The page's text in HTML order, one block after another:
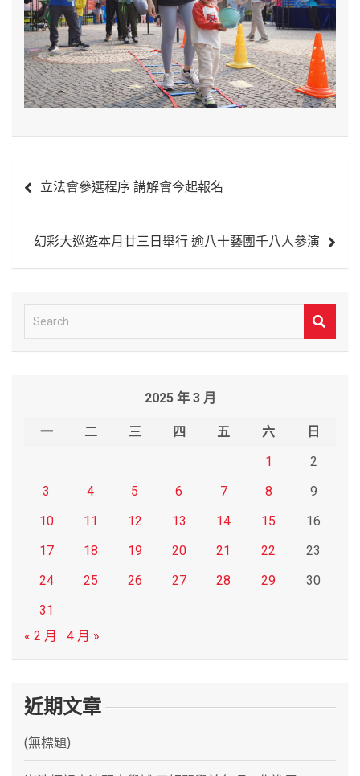
章
導
立法會參選程序 講解會今起報名
幻彩大巡遊本月廿三日舉行 逾八十藝團千八人參演
e
2025 年 3 月
一 二 三 四 五 六
日
1
2
3
4 5 6 7 8
9
10
11 12 13 14 15
16
17
18 19 20 21 22
23
24
25 26 27 28 29
30
31
« 2 月
4 月 »
近期文章
(無標題)